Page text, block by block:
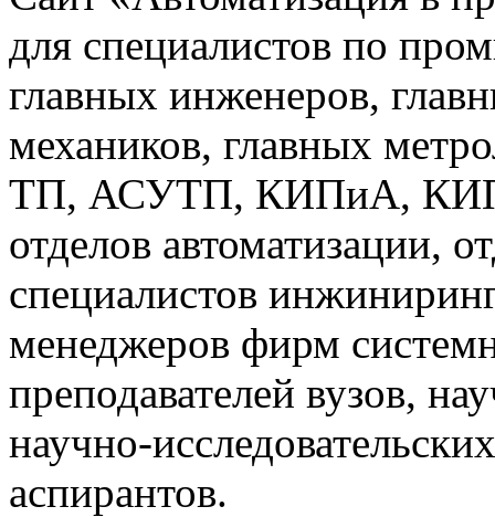
для специалистов по
главных инженеров,
механиков, главных
ТП, АСУТП, КИПиА, КИП
отделов автоматизации,
специалистов
менеджеров фирм
преподавателей вузов,
научно-
аспирантов.